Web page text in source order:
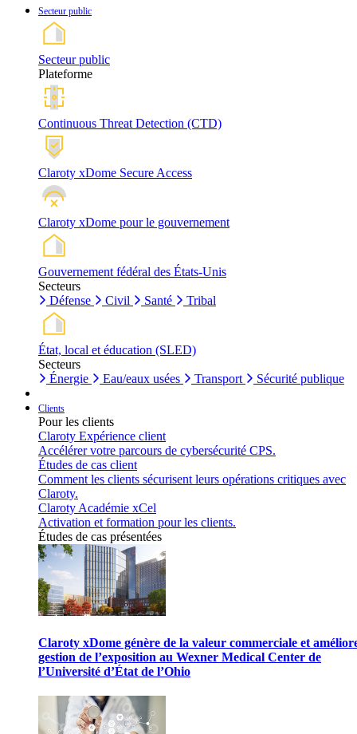
Secteur public
Secteur public
Plateforme
Continuous Threat Detection (CTD)
Claroty xDome Secure Access
Claroty xDome pour le gouvernement
Gouvernement fédéral des États-Unis
Secteurs
Défense
Civil Santé Tribal
État, local et éducation (SLED)
Secteurs
Énergie
Eau/eaux usées Transport Sécurité publique
Clients
Pour les clients
Claroty Expérience client
Accélérer votre parcours de cybersécurité CPS.
Études de cas client
Comment les clients sécurisent leurs opérations critiques avec
Claroty.
Claroty Académie xCel
Activation et formation pour les clients.
Études de cas présentées
Claroty xDome génère de la valeur commerciale et
gestion de l’exposition au Wexner Medical Center de
l’Université d’État de l’Ohio